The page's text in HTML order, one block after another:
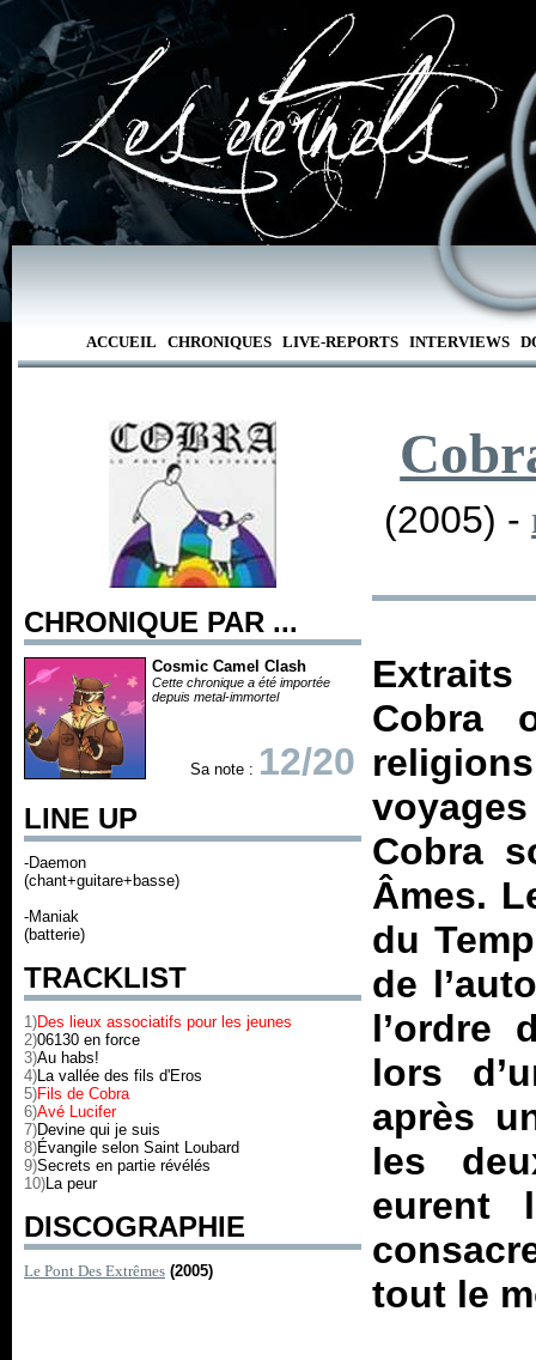
ACCUEIL CHRONIQUES LIVE-REPORTS INTERVIEWS
CHRONIQUE PAR ...
Cosmic Camel Clash
Cette chronique a été importée
depuis metal-immortel
Sa note : 12/20
LINE UP
-Daemon
(chant+guitare+basse)
-Maniak
(batterie)
TRACKLIST
1)Des lieux associatifs pour les jeunes
2)06130 en force
3)Au habs!
4)La vallée des fils d'Eros
5)Fils de Cobra
6)Avé Lucifer
7)Devine qui je suis
8)Évangile selon Saint Loubard
9)Secrets en partie révélés
10)La peur
DISCOGRAPHIE
Le Pont Des Extrêmes (2005)
(2005) -
Cobra
Cobra
Âmes.
du
de
l’ordre
lors
après
les
eurent
tout le